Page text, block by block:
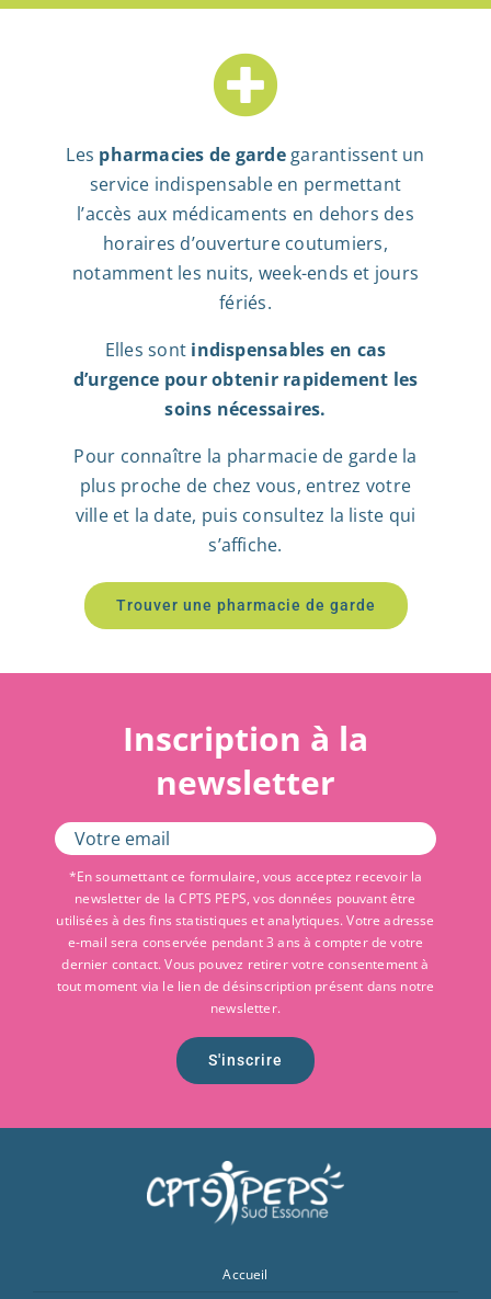
Les pharmacies de gardegarantissent un
service indispensable en permettant
l’accès aux médicaments en dehors des
horaires d’ouverture coutumiers,
notamment les nuits, week-ends et jours
fériés.
Elles sont indispensables en cas
d’urgence pour obtenir rapidement les
soins nécessaires.
Pour connaître la pharmacie de garde la
plus proche de chez vous, entrez votre
ville et la date, puis consultez la liste qui
s’affiche.
Trouver une pharmacie de garde
Inscription à la
newsletter
*En soumettant ce formulaire, vous acceptez recevoir la
newsletter de la CPTS PEPS, vos données pouvant être
utilisées à des fins statistiques et analytiques. Votre adresse
e-mail sera conservée pendant 3 ans à compter de votre
dernier contact. Vous pouvez retirer votre consentement à
tout moment via le lien de désinscription présent dans notre
newsletter.
S'inscrire
Accueil